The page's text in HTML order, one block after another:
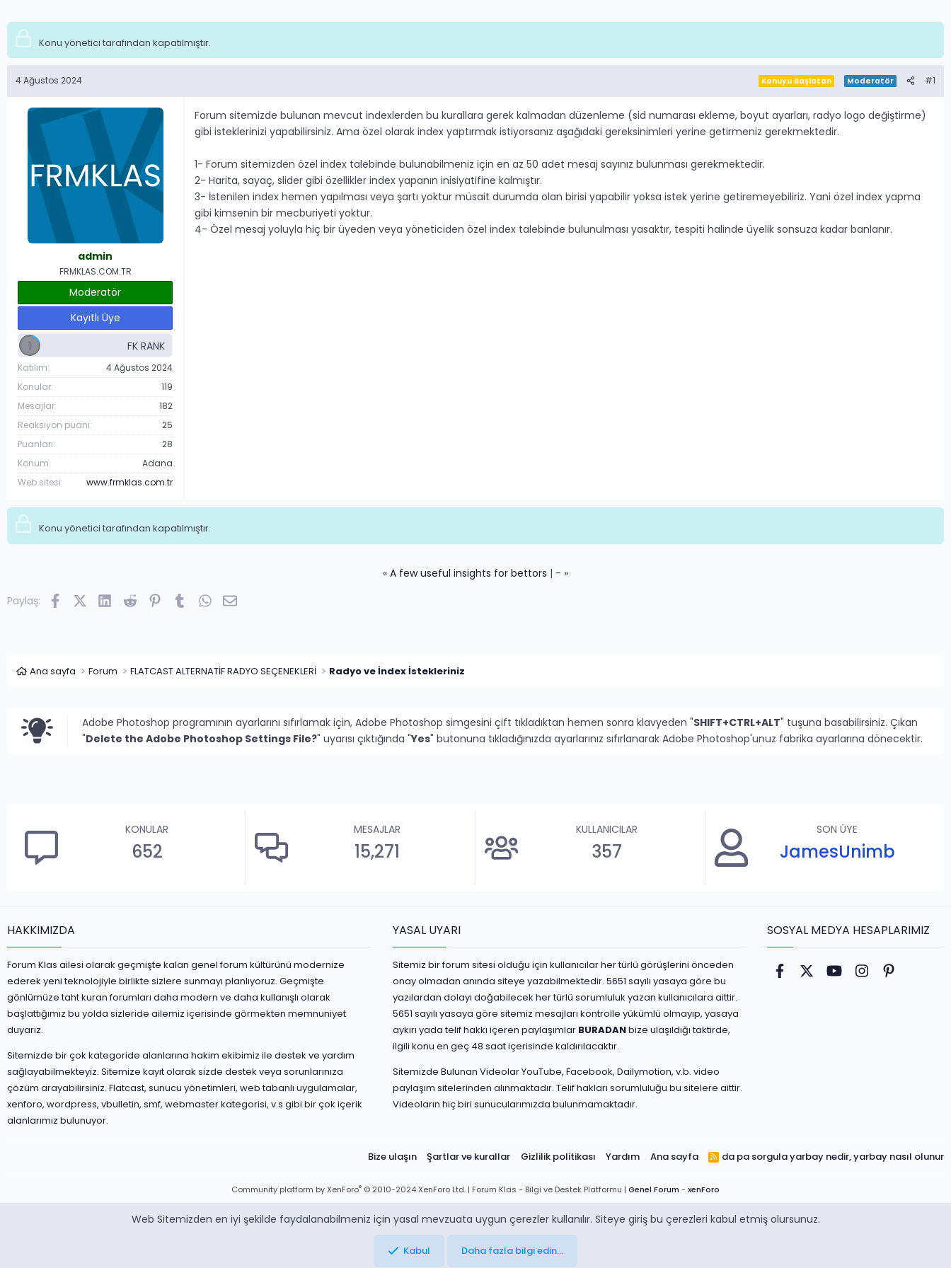
Konu yönetici tarafından kapatılmıştır.
4 Ağustos 2024 Konuyu Başlatan Moderatör #1
admin
FRMKLAS.COM.TR
Moderatör
Kayıtlı Üye
1
Katılım
4 Ağustos 2024
Konular
119
Mesajlar
182
Reaksiyon puanı
25
Puanları
28
Konum
Adana
Web sitesi
www.frmklas.com.tr
Forum sitemizde bulunan mevcut indexlerden bu kurallara gerek kalmadan düzenleme (sid numarası ekleme, boyut ayarları, radyo logo değiştirme)
gibi isteklerinizi yapabilirsiniz. Ama özel olarak index yaptırmak istiyorsanız aşağıdaki gereksinimleri yerine getirmeniz gerekmektedir.
1- Forum sitemizden özel index talebinde bulunabilmeniz için en az 50 adet mesaj sayınız bulunması gerekmektedir.
2- Harita, sayaç, slider gibi özellikler index yapanın inisiyatifine kalmıştır.
3- İstenilen index hemen yapılması veya şartı yoktur müsait durumda olan birisi yapabilir yoksa istek yerine getiremeyebiliriz. Yani özel index yapma
gibi kimsenin bir mecburiyeti yoktur.
4- Özel mesaj yoluyla hiç bir üyeden veya yöneticiden özel index talebinde bulunulması yasaktır, tespiti halinde üyelik sonsuza kadar banlanır.
Konu yönetici tarafından kapatılmıştır.
« A few useful insights for bettors | - »
Paylaş:
FacebookX (Twitter)
LinkedIn
Reddit PinterestTumblrWhatsApp
E-posta
Ana sayfa Forum FLATCAST ALTERNATİF RADYO SEÇENEKLERİ Radyo ve İndex İstekleriniz
Adobe Photoshop programının ayarlarını sıfırlamak için, Adobe Photoshop simgesini çift tıkladıktan hemen sonra klavyeden "SHIFT+CTRL+ALT" tuşuna basabilirsiniz. Çıkan
"Delete the Adobe Photoshop Settings File?" uyarısı çıktığında "Yes" butonuna tıkladığınızda ayarlarınız sıfırlanarak Adobe Photoshop'unuz fabrika ayarlarına dönecektir.
KONULAR
652
MESAJLAR
15,271
KULLANICILAR
357
SON ÜYE
JamesUnimb
HAKKIMIZDA
Forum Klas ailesi olarak geçmişte kalan genel forum kültürünü modernize
ederek yeni teknolojiyle birlikte sizlere sunmayı planlıyoruz. Geçmişte
gönlümüze taht kuran forumları daha modern ve daha kullanışlı olarak
başlattığımız bu yolda sizleride ailemiz içerisinde görmekten memnuniyet
duyarız.
Sitemizde bir çok kategoride alanlarına hakim ekibimiz ile destek ve yardım
sağlayabilmekteyiz. Sitemize kayıt olarak sizde destek veya sorunlarınıza
çözüm arayabilirsiniz. Flatcast, sunucu yönetimleri, web tabanlı uygulamalar,
xenforo, wordpress, vbulletin, smf, webmaster kategorisi, v.s gibi bir çok içerik
alanlarımız bulunuyor.
YASAL UYARI
Sitemiz bir forum sitesi olduğu için kullanıcılar her türlü görüşlerini önceden
onay olmadan anında siteye yazabilmektedir. 5651 sayılı yasaya göre bu
yazılardan dolayı doğabilecek her türlü sorumluluk yazan kullanıcılara aittir.
5651 sayılı yasaya göre sitemiz mesajları kontrolle yükümlü olmayıp, yasaya
aykırı yada telif hakkı içeren paylaşımlar BURADANbize ulaşıldığı taktirde,
ilgili konu en geç 48 saat içerisinde kaldırılacaktır.
Sitemizde Bulunan Videolar YouTube, Facebook, Dailymotion, v.b. video
paylaşım sitelerinden alınmaktadır. Telif hakları sorumluluğu bu sitelere aittir.
Videoların hiç biri sunucularımızda bulunmamaktadır.
SOSYAL MEDYA HESAPLARIMIZ
Facebook
Twitter youtubeInstagram
Bize ulaşın Şartlar ve kurallar Gizlilik politikası Yardım Ana sayfa da pa sorgulayarbay nedir, yarbay nasıl olunur
R
S
Community platform by XenForo® © 2010-2024 XenForo Ltd. | Forum Klas - Bilgi ve Destek Platformu | Genel Forum - xenForo
Web Sitemizden en iyi şekilde faydalanabilmeniz için yasal mevzuata uygun çerezler kullanılır. Siteye giriş bu çerezleri kabul etmiş olursunuz.
Kabul Daha fazla bilgi edin…